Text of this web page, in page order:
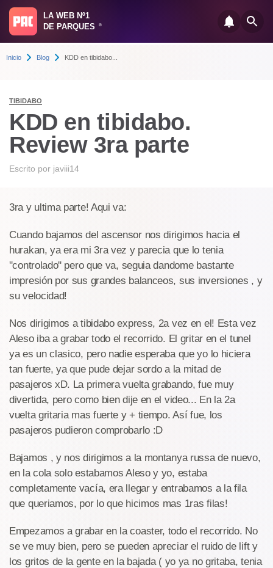
LA WEB Nº1
DE PARQUES
®
Inicio Blog KDD en tibidabo...
TIBIDABO
KDD en tibidabo.
Review 3ra parte
Escrito por javiii14
3ra y ultima parte! Aqui va:
Cuando bajamos del ascensor nos dirigimos hacia el
hurakan, ya era mi 3ra vez y parecia que lo tenia
''controlado'' pero que va, seguia dandome bastante
impresión por sus grandes balanceos, sus inversiones , y
su velocidad!
Nos dirigimos a tibidabo express, 2a vez en el! Esta vez
Aleso iba a grabar todo el recorrido. El gritar en el tunel
ya es un clasico, pero nadie esperaba que yo lo hiciera
tan fuerte, ya que pude dejar sordo a la mitad de
pasajeros xD. La primera vuelta grabando, fue muy
divertida, pero como bien dije en el video... En la 2a
vuelta gritaria mas fuerte y + tiempo. Así fue, los
pasajeros pudieron comprobarlo :D
Bajamos , y nos dirigimos a la montanya russa de nuevo,
en la cola solo estabamos Aleso y yo, estaba
completamente vacía, era llegar y entrabamos a la fila
que queriamos, por lo que hicimos mas 1ras filas!
Empezamos a grabar en la coaster, todo el recorrido. No
se ve muy bien, pero se pueden apreciar el ruido de lift y
los gritos de la gente en la bajada ( yo ya no gritaba, tenia